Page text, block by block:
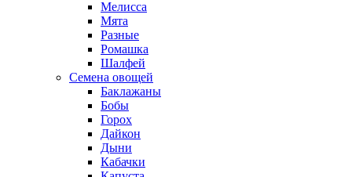
Мелисса
Мята
Разные
Ромашка
Шалфей
Семена овощей
Баклажаны
Бобы
Горох
Дайкон
Дыни
Кабачки